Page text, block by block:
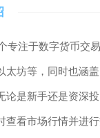
专注于数字货币交
太坊等，同时也涵
论是新手还是资深
查看市场行情并进